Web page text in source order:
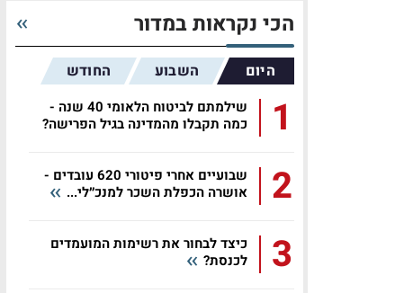
הכי נקראות במדור
היום השבוע החודש
1
שילמתם לביטוח הלאומי 40 שנה -
כמה תקבלו מהמדינה בגיל הפרישה?
2
שבועיים אחרי פיטורי 620 עובדים -
אושרה הכפלת השכר למנכ״לי...
3
כיצד לבחור את רשימות המועמדים
לכנסת?